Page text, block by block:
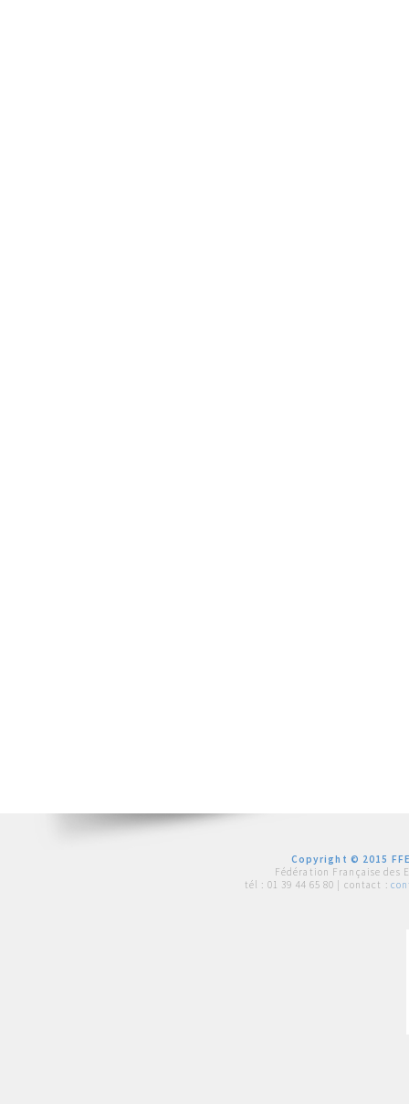
Copyright © 2015
Fédération Française des
tél : 01 39 44 65 80 | contact :